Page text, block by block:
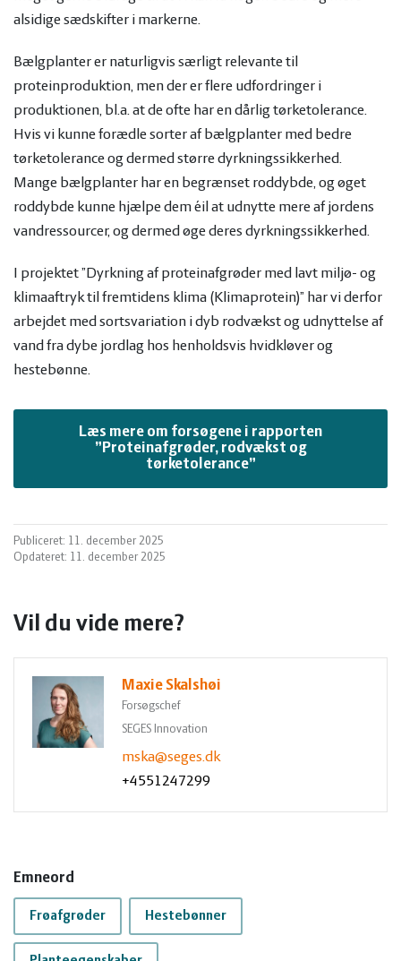
og
ledelse
Øvrige
dyr
alsidige sædskifter i markerne.
Bælgplanter er naturligvis særligt relevante til
proteinproduktion, men der er flere udfordringer i
produktionen, bl.a. at de ofte har en dårlig tørketolerance.
Hvis vi kunne forædle sorter af bælgplanter med bedre
tørketolerance og dermed større dyrkningssikkerhed.
Mange bælgplanter har en begrænset roddybde, og øget
roddybde kunne hjælpe dem éil at udnytte mere af jordens
vandressourcer, og dermed øge deres dyrkningssikkerhed.
I projektet ”Dyrkning af proteinafgrøder med lavt miljø- og
klimaaftryk til fremtidens klima (Klimaprotein)” har vi derfor
arbejdet med sortsvariation i dyb rodvækst og udnyttelse af
vand fra dybe jordlag hos henholdsvis hvidkløver og
hestebønne.
Læs mere om forsøgene i rapporten
”Proteinafgrøder, rodvækst og
tørketolerance”
Publiceret: 11. december 2025
Opdateret: 11. december 2025
Vil du vide mere?
Maxie Skalshøi
Forsøgschef
SEGES Innovation
mska@seges.dk
+4551247299
Emneord
Frøafgrøder Hestebønner